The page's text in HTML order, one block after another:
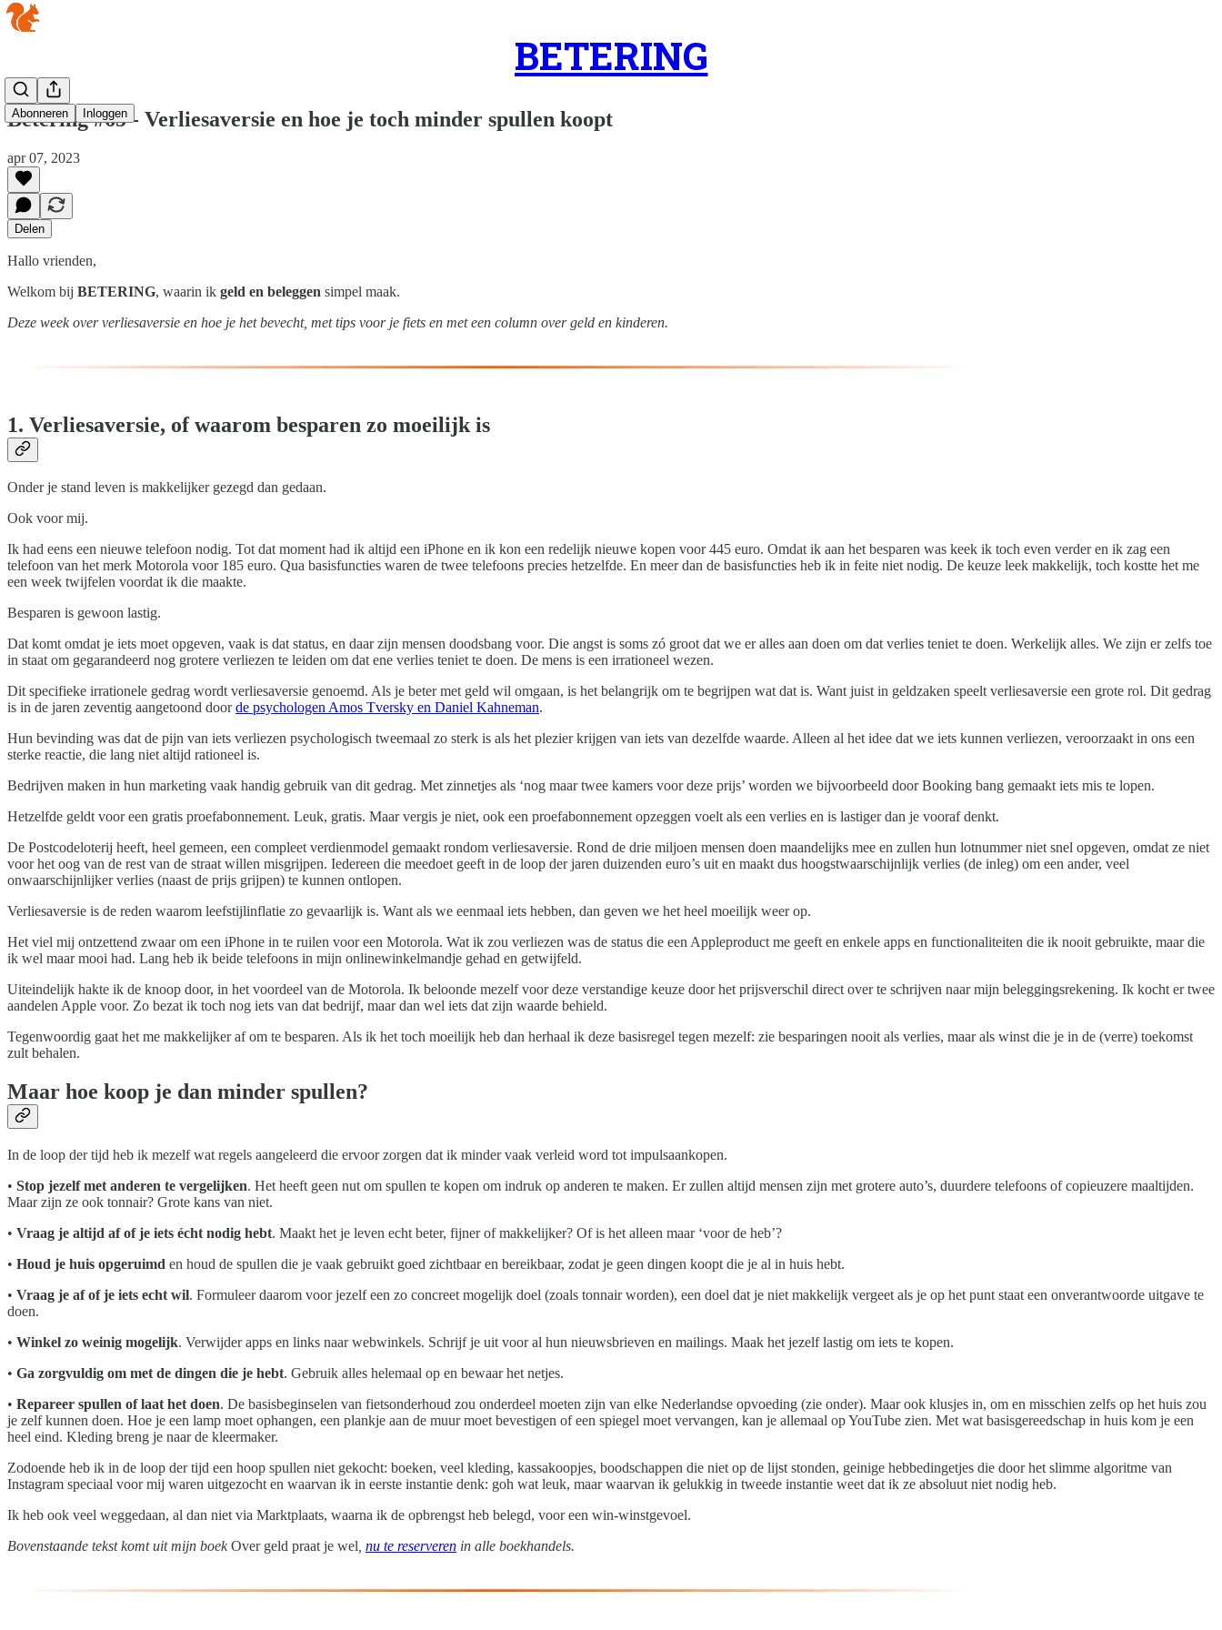
BETERING
Abonneren Inloggen
Betering #65 - Verliesaversie en hoe je toch minder spullen koopt
apr 07, 2023
Delen
Hallo vrienden,
Welkom bij BETERING, waarin ik geld en beleggen simpel maak.
Deze week over verliesaversie en hoe je het bevecht, met tips voor je fiets en met een column over geld en kinderen.
1. Verliesaversie, of waarom besparen zo moeilijk is
Onder je stand leven is makkelijker gezegd dan gedaan.
Ook voor mij.
Ik had eens een nieuwe telefoon nodig. Tot dat moment had ik altijd een iPhone en ik kon een redelijk nieuwe kopen voor 445 euro. Omdat ik aan het besparen was keek ik toch even verder en ik zag een
telefoon van het merk Motorola voor 185 euro. Qua basisfuncties waren de twee telefoons precies hetzelfde. En meer dan de basisfuncties heb ik in feite niet nodig. De keuze leek makkelijk, toch kostte het me
een week twijfelen voordat ik die maakte.
Besparen is gewoon lastig.
Dat komt omdat je iets moet opgeven, vaak is dat status, en daar zijn mensen doodsbang voor. Die angst is soms zó groot dat we er alles aan doen om dat verlies teniet te doen. Werkelijk alles. We zijn er zelfs toe
in staat om gegarandeerd nog grotere verliezen te leiden om dat ene verlies teniet te doen. De mens is een irrationeel wezen.
Dit specifieke irrationele gedrag wordt verliesaversie genoemd. Als je beter met geld wil omgaan, is het belangrijk om te begrijpen wat dat is. Want juist in geldzaken speelt verliesaversie een grote rol. Dit gedrag
is in de jaren zeventig aangetoond doorde psychologen Amos Tversky en Daniel Kahneman.
Hun bevinding was dat de pijn van iets verliezen psychologisch tweemaal zo sterk is als het plezier krijgen van iets van dezelfde waarde. Alleen al het idee dat we iets kunnen verliezen, veroorzaakt in ons een
sterke reactie, die lang niet altijd rationeel is.
Bedrijven maken in hun marketing vaak handig gebruik van dit gedrag. Met zinnetjes als ‘nog maar twee kamers voor deze prijs’ worden we bijvoorbeeld door Booking bang gemaakt iets mis te lopen.
Hetzelfde geldt voor een gratis proefabonnement. Leuk, gratis. Maar vergis je niet, ook een proefabonnement opzeggen voelt als een verlies en is lastiger dan je vooraf denkt.
De Postcodeloterij heeft, heel gemeen, een compleet verdienmodel gemaakt rondom verliesaversie. Rond de drie miljoen mensen doen maandelijks mee en zullen hun lotnummer niet snel opgeven, omdat ze niet
voor het oog van de rest van de straat willen misgrijpen. Iedereen die meedoet geeft in de loop der jaren duizenden euro’s uit en maakt dus hoogstwaarschijnlijk verlies (de inleg) om een ander, veel
onwaarschijnlijker verlies (naast de prijs grijpen) te kunnen ontlopen.
Verliesaversie is de reden waarom leefstijlinflatie zo gevaarlijk is. Want als we eenmaal iets hebben, dan geven we het heel moeilijk weer op.
Het viel mij ontzettend zwaar om een iPhone in te ruilen voor een Motorola. Wat ik zou verliezen was de status die een Appleproduct me geeft en enkele apps en functionaliteiten die ik nooit gebruikte, maar die
ik wel maar mooi had. Lang heb ik beide telefoons in mijn onlinewinkelmandje gehad en getwijfeld.
Uiteindelijk hakte ik de knoop door, in het voordeel van de Motorola. Ik beloonde mezelf voor deze verstandige keuze door het prijsverschil direct over te schrijven naar mijn beleggingsrekening. Ik kocht er twee
aandelen Apple voor. Zo bezat ik toch nog iets van dat bedrijf, maar dan wel iets dat zijn waarde behield.
Tegenwoordig gaat het me makkelijker af om te besparen. Als ik het toch moeilijk heb dan herhaal ik deze basisregel tegen mezelf: zie besparingen nooit als verlies, maar als winst die je in de (verre) toekomst
zult behalen.
Maar hoe koop je dan minder spullen?
In de loop der tijd heb ik mezelf wat regels aangeleerd die ervoor zorgen dat ik minder vaak verleid word tot impulsaankopen.
• Stop jezelf met anderen te vergelijken. Het heeft geen nut om spullen te kopen om indruk op anderen te maken. Er zullen altijd mensen zijn met grotere auto’s, duurdere telefoons of copieuzere maaltijden.
Maar zijn ze ook tonnair? Grote kans van niet.
• Vraag je altijd af of je iets écht nodig hebt. Maakt het je leven echt beter, fijner of makkelijker? Of is het alleen maar ‘voor de heb’?
• Houd je huis opgeruimd en houd de spullen die je vaak gebruikt goed zichtbaar en bereikbaar, zodat je geen dingen koopt die je al in huis hebt.
• Vraag je af of je iets echt wil. Formuleer daarom voor jezelf een zo concreet mogelijk doel (zoals tonnair worden), een doel dat je niet makkelijk vergeet als je op het punt staat een onverantwoorde uitgave te
doen.
• Winkel zo weinig mogelijk. Verwijder apps en links naar webwinkels. Schrijf je uit voor al hun nieuwsbrieven en mailings. Maak het jezelf lastig om iets te kopen.
• Ga zorgvuldig om met de dingen die je hebt. Gebruik alles helemaal op en bewaar het netjes.
• Repareer spullen of laat het doen. De basisbeginselen van fietsonderhoud zou onderdeel moeten zijn van elke Nederlandse opvoeding (zie onder). Maar ook klusjes in, om en misschien zelfs op het huis zou
je zelf kunnen doen. Hoe je een lamp moet ophangen, een plankje aan de muur moet bevestigen of een spiegel moet vervangen, kan je allemaal op YouTube zien. Met wat basisgereedschap in huis kom je een
heel eind. Kleding breng je naar de kleermaker.
Zodoende heb ik in de loop der tijd een hoop spullen niet gekocht: boeken, veel kleding, kassakoopjes, boodschappen die niet op de lijst stonden, geinige hebbedingetjes die door het slimme algoritme van
Instagram speciaal voor mij waren uitgezocht en waarvan ik in eerste instantie denk: goh wat leuk, maar waarvan ik gelukkig in tweede instantie weet dat ik ze absoluut niet nodig heb.
Ik heb ook veel weggedaan, al dan niet via Marktplaats, waarna ik de opbrengst heb belegd, voor een win-winstgevoel.
Bovenstaande tekst komt uit mijn boekOver geld praat je wel nu te reserveren in alle boekhandels.